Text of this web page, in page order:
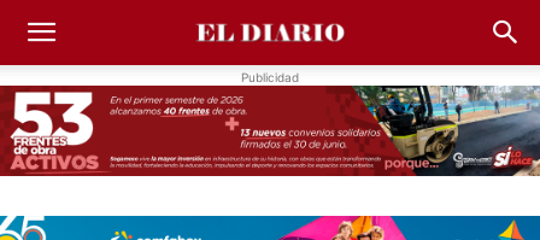
Publicidad